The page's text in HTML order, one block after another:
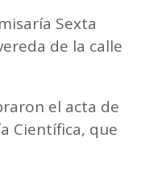
Sexta
de la calle
el acta de
Científica, que